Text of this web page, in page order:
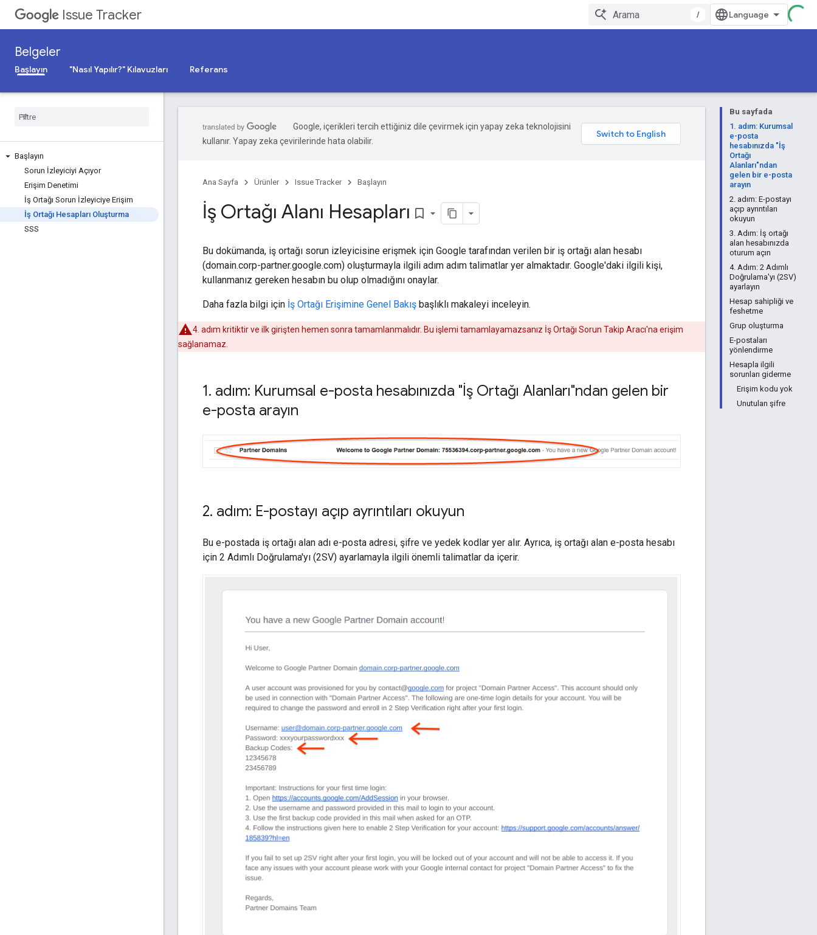
Issue Tracker /
Belgeler
Başlayın "Nasıl Yapılır?" Kılavuzları Referans
Başlayın
Sorun İzleyiciyi Açıyor
Erişim Denetimi
İş Ortağı Sorun İzleyiciye Erişim
İş Ortağı Hesapları Oluşturma
SSS
Bu sayfada
1. adım: Kurumsal
e-posta
hesabınızda "İş
Ortağı
Alanları"ndan
gelen bir e-posta
arayın
2. adım: E-postayı
açıp ayrıntıları
okuyun
3. Adım: İş ortağı
alan hesabınızda
oturum açın
4. Adım: 2 Adımlı
Doğrulama'yı (2SV)
ayarlayın
Hesap sahipliği ve
feshetme
Grup oluşturma
E-postaları
yönlendirme
Hesapla ilgili
sorunları giderme
Erişim kodu yok
Unutulan şifre
Google, içerikleri tercih ettiğiniz dile çevirmek için yapay zeka teknolojisini
kullanır. Yapay zeka çevirilerinde hata olabilir.
Ana Sayfa Ürünler Issue Tracker Başlayın
İş Ortağı Alanı Hesapları bookmark_border
Bu dokümanda, iş ortağı sorun izleyicisine erişmek için Google tarafından verilen bir iş ortağı alan hesabı
(domain.corp-partner.google.com) oluşturmayla ilgili adım adım talimatlar yer almaktadır. Google'daki ilgili kişi,
kullanmanız gereken hesabın bu olup olmadığını onaylar.
Daha fazla bilgi için İş Ortağı Erişimine Genel Bakış başlıklı makaleyi inceleyin.
4. adım kritiktir ve ilk girişten hemen sonra tamamlanmalıdır. Bu işlemi tamamlayamazsanız İş Ortağı Sorun Takip Aracı'na erişim
sağlanamaz.
1. adım: Kurumsal e-posta hesabınızda "İş Ortağı Alanları"ndan gelen bir
e-posta arayın
2. adım: E-postayı açıp ayrıntıları okuyun
Bu e-postada iş ortağı alan adı e-posta adresi, şifre ve yedek kodlar yer alır. Ayrıca, iş ortağı alan e-posta hesabı
için 2 Adımlı Doğrulama'yı (2SV) ayarlamayla ilgili önemli talimatlar da içerir.